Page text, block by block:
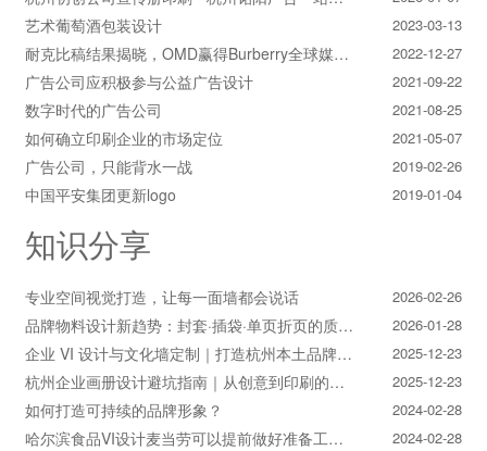
2023-03-13
艺术葡萄酒包装设计
2022-12-27
耐克比稿结果揭晓，OMD赢得Burberry全球媒介业务（转自广告狂人日报）
2021-09-22
广告公司应积极参与公益广告设计
2021-08-25
数字时代的广告公司
2021-05-07
如何确立印刷企业的市场定位
2019-02-26
广告公司，只能背水一战
2019-01-04
中国平安集团更新logo
知识分享
2026-02-26
专业空间视觉打造，让每一面墙都会说话
2026-01-28
品牌物料设计新趋势：封套·插袋·单页折页的质感升级之道
2025-12-23
企业 VI 设计与文化墙定制｜打造杭州本土品牌专属视觉符号
2025-12-23
杭州企业画册设计避坑指南｜从创意到印刷的全流程把控
2024-02-28
如何打造可持续的品牌形象？
2024-02-28
哈尔滨食品VI设计麦当劳可以提前做好准备工作促进挪动购买